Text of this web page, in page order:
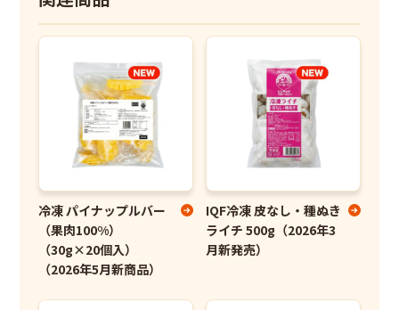
冷凍 パイナップルバー
（果肉100%）
（30g×20個入）
（2026年5月新商品）
IQF冷凍 皮なし・種ぬき
ライチ 500g（2026年3
月新発売）